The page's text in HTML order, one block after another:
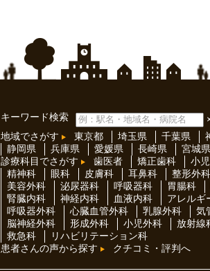
キーワード検索
地域でさがす
東京都 埼玉県 千葉県
静岡県
兵庫県 愛媛県 長崎県
宮城県
診療科目でさがす
歯医者 矯正歯科 小
精神科
眼科 皮膚科 耳鼻科 整形外科
美容外科
泌尿器科 呼吸器科 胃腸科
腎臓内科
神経内科 血液内科 アレルギ
呼吸器外科
心臓血管外科 乳腺外科 気
脳神経外科
形成外科 小児外科 放射線
救急科
リハビリテーション科
患者さんの声から探す
クチコミ・評判へ